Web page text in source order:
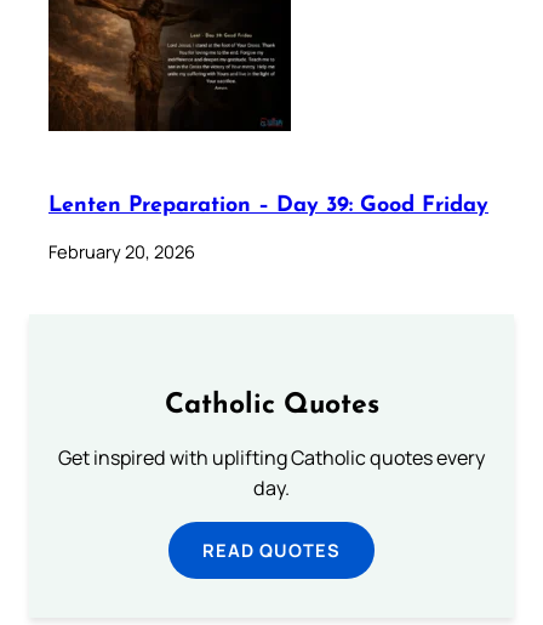
Lenten Preparation – Day 39: Good Friday
February 20, 2026
Catholic Quotes
Get inspired with uplifting Catholic quotes every
day.
READ QUOTES